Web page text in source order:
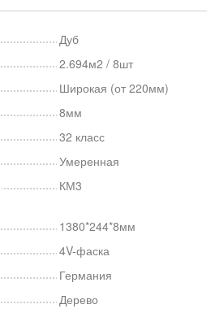
Дуб
2.694м2 / 8шт
Широкая (от 220мм)
8мм
32 класс
Умеренная
КМ3
1380*244*8мм
4V-фаска
Германия
Дерево